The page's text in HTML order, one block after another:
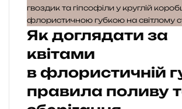
Як доглядати за
квітами
в флористичній
правила поливу